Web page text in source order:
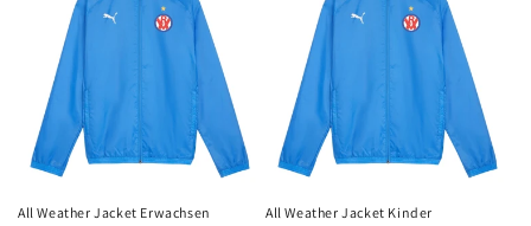
All Weather Jacket Erwachsen All Weather Jacket Kinder